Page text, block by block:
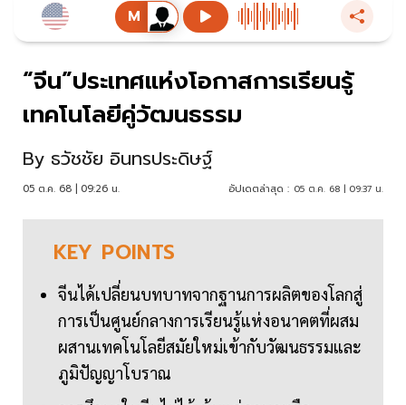
“จีน”ประเทศแห่งโอกาสการเรียนรู้
เทคโนโลยีคู่วัฒนธรรม
By ธวัชชัย อินทรประดิษฐ์
05 ต.ค. 68 | 09:26 น. อัปเดตล่าสุด : 05 ต.ค. 68 | 09:37 น.
KEY POINTS
จีนได้เปลี่ยนบทบาทจากฐานการผลิตของโลกสู่
การเป็นศูนย์กลางการเรียนรู้แห่งอนาคตที่ผสม
ผสานเทคโนโลยีสมัยใหม่เข้ากับวัฒนธรรมและ
ภูมิปัญญาโบราณ